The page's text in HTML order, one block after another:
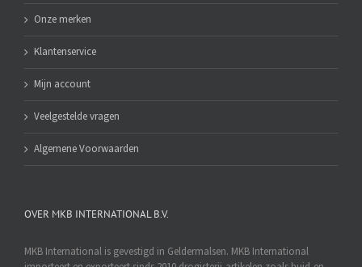
Onze merken
Klantenservice
Mijn account
Veelgestelde vragen
Algemene Voorwaarden
OVER MKB INTERNATIONAL B.V.
MKB International is gevestigd in Geldermalsen. MKB International